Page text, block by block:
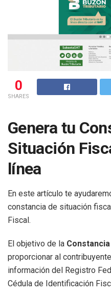
0
SHARES
Genera tu
Situación
línea
En este artículo te
constancia de situación
Fiscal.
El objetivo de la
proporcionar al
información del Registro
Cédula de Identificación